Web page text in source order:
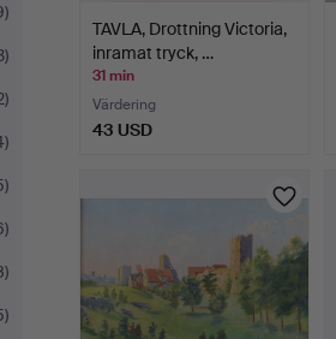
TAVLA, Drottning Victoria,
inramat tryck, …
31 min
Värdering
43 USD